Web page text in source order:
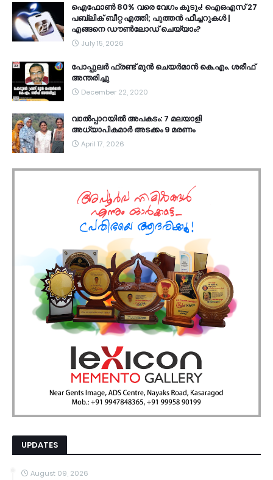
ഐഫോൺ 80% വരെ വേഗം കൂടും! ഐഒഎസ് 27
പബ്ലിക് ബീറ്റ എത്തി; പുത്തൻ ഫീച്ചറുകൾ |
എങ്ങനെ ഡൗൺലോഡ് ചെയ്യാം?
July 15, 2026
പോപ്പുലർ ഫ്രണ്ട്​ മുൻ ചെയർമാൻ കെ.എം. ശരീഫ്​
അന്തരിച്ചു
December 22, 2020
വാൽപ്പാറയിൽ അപകടം: 7 മലയാളി
അധ്യാപികമാർ അടക്കം 9 മരണം
April 17, 2026
UPDATES
August 09, 2026